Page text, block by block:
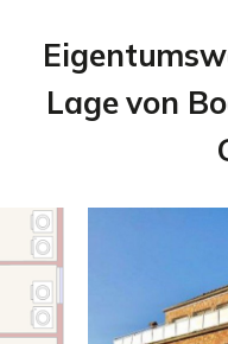
Lage von